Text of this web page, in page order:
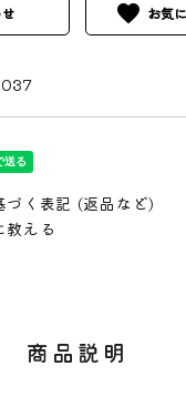
favorite
づく表記 (返品など)
教える
商品説明